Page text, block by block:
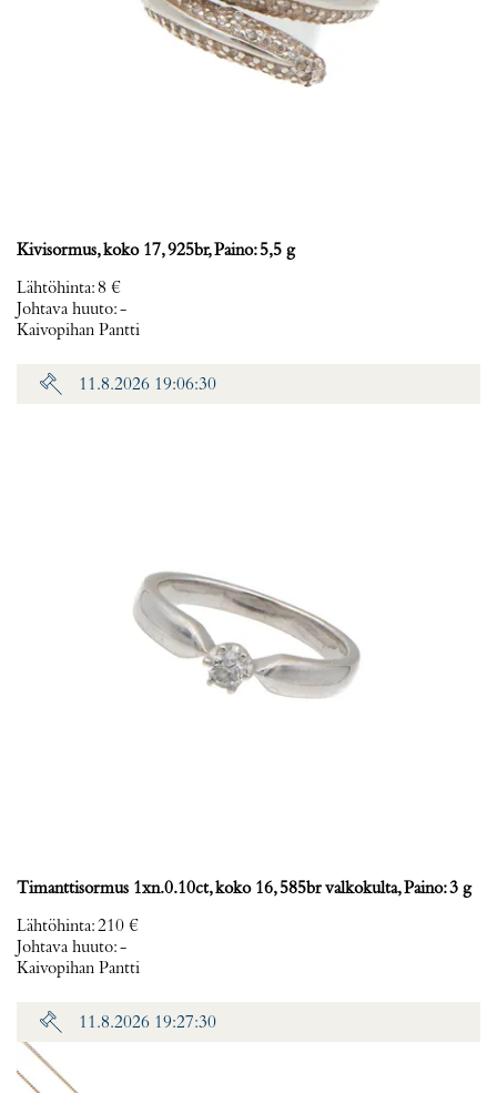
Kivisormus, koko 17, 925br, Paino: 5,5 g
Lähtöhinta:8 €
Johtava huuto:-
Kaivopihan Pantti
11.8.2026 19:06:30
Timanttisormus 1xn.0.10ct, koko 16, 585br valkokulta, Paino: 3 g
Lähtöhinta:210 €
Johtava huuto:-
Kaivopihan Pantti
11.8.2026 19:27:30